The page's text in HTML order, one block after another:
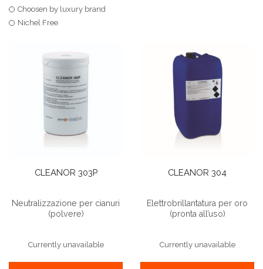
CLEANOR 303P
Neutralizzazione per cianuri
(polvere)
Currently unavailable
CLEANOR 304
Elettrobrillantatura per oro
(pronta all’uso)
Currently unavailable
Choosen by luxury brand
Nichel Free